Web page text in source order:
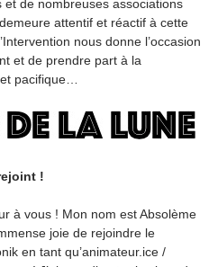
de nombreuses associations
attentif et réactif à cette
nous donne l’occasion
et de prendre part à la
pacifique…
!
à vous ! Mon nom est Absolème
joie de rejoindre le
en tant qu’animateur.ice /